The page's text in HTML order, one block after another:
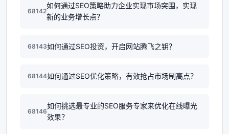
68142
如何通过SEO策略助力企业实现市场突围，实现
新的业务增长点？
68143如何通过SEO投资，开启网站腾飞之钥？
68144如何通过SEO优化策略，有效抢占市场制高点？
68146
如何挑选最专业的SEO服务专家来优化在线曝光
效果？